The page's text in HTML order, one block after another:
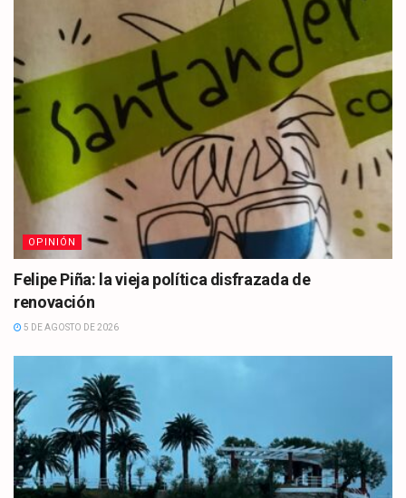
OPINIÓN
Felipe Piña: la vieja política disfrazada de
renovación
5 DE AGOSTO DE 2026